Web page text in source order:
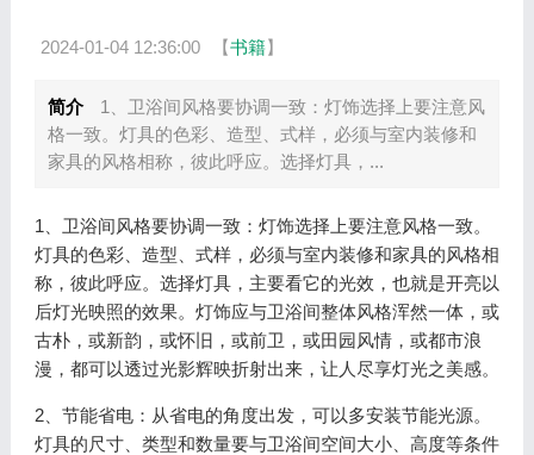
2024-01-04 12:36:00 【书籍】
简介
1、卫浴间风格要协调一致：灯饰选择上要注意风
格一致。灯具的色彩、造型、式样，必须与室内装修和
家具的风格相称，彼此呼应。选择灯具，...
1、卫浴间风格要协调一致：灯饰选择上要注意风格一致。
灯具的色彩、造型、式样，必须与室内装修和家具的风格相
称，彼此呼应。选择灯具，主要看它的光效，也就是开亮以
后灯光映照的效果。灯饰应与卫浴间整体风格浑然一体，或
古朴，或新韵，或怀旧，或前卫，或田园风情，或都市浪
漫，都可以透过光影辉映折射出来，让人尽享灯光之美感。
2、节能省电：从省电的角度出发，可以多安装节能光源。
灯具的尺寸、类型和数量要与卫浴间空间大小、高度等条件